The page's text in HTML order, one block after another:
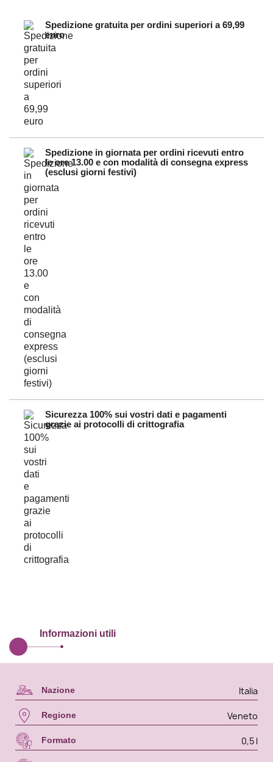
Spedizione gratuita per ordini superiori a 69,99
euro
Spedizione in giornata per ordini ricevuti entro
le ore 13.00 e con modalità di consegna express
(esclusi giorni festivi)
Sicurezza 100% sui vostri dati e pagamenti
grazie ai protocolli di crittografia
Informazioni utili
Nazione Italia
Regione Veneto
Formato 0,5 l